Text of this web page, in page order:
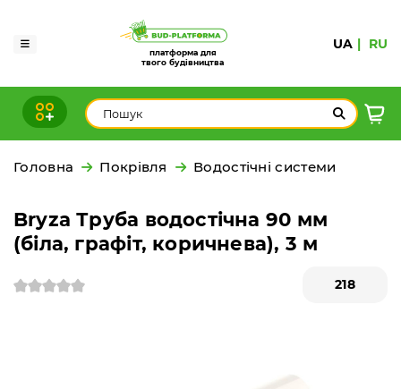
платформа для
твого будівництва
UA RU
Головна Покрівля Водостічні системи
Bryza Труба водостічна 90 мм
(біла, графіт, коричнева), 3 м
218